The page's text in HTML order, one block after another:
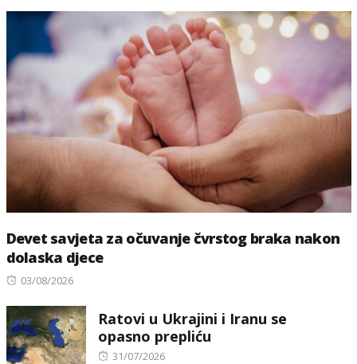
Devet savjeta za očuvanje čvrstog braka nakon
dolaska djece
Posted
03/08/2026
Ratovi u Ukrajini i Iranu se
opasno prepliću
Posted
31/07/2026